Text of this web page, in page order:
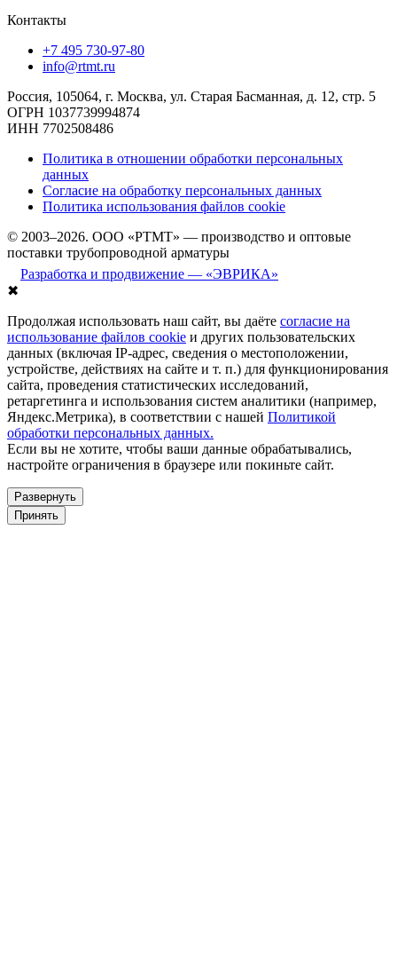
Контакты
+7 495 730-97-80
info@rtmt.ru
Россия, 105064, г. Москва, ул. Старая Басманная, д. 12, стр. 5
ОГРН 1037739994874
ИНН 7702508486
Политика в отношении обработки персональных
данных
Согласие на обработку персональных данных
Политика использования файлов cookie
© 2003–2026. ООО «РТМТ» — производство и оптовые
поставки трубопроводной арматуры
Разработка и продвижение — «ЭВРИКА»
✖
Продолжая использовать наш сайт, вы даёте согласие на
использование файлов cookie и других пользовательских
данных (включая IP-адрес, сведения о местоположении,
устройстве, действиях на сайте и т. п.) для функционирования
сайта, проведения статистических исследований,
ретаргетинга и использования систем аналитики (например,
Яндекс.Метрика), в соответствии с нашей Политикой
обработки персональных данных.
Если вы не хотите, чтобы ваши данные обрабатывались,
настройте ограничения в браузере или покиньте сайт.
Развернуть
Принять